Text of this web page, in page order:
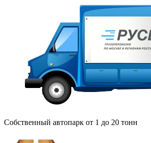
Собственный автопарк от 1 до 20 тонн